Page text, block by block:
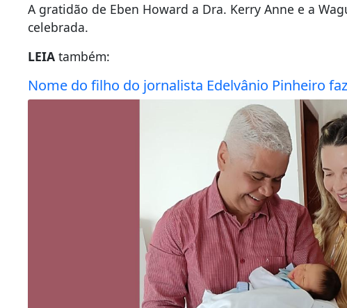
A gratidão de Eben Howard a Dra. Kerry Anne e a
celebrada.
LEIA também:
Nome do filho do jornalista Edelvânio Pinheiro